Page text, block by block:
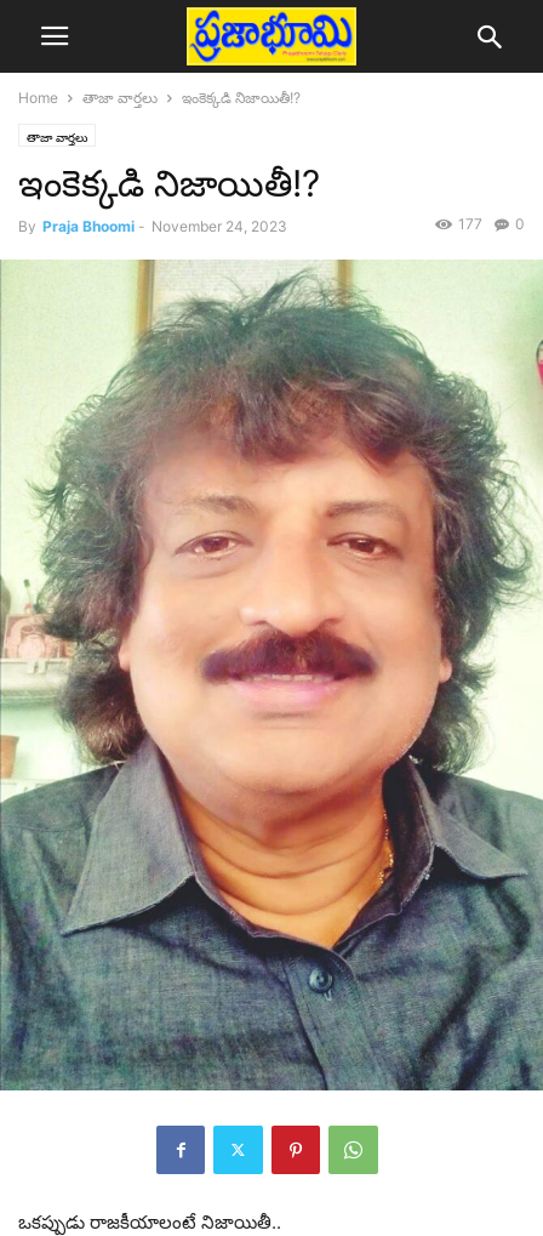
Home తాజా వార్తలు ఇంకెక్కడి నిజాయితీ!?
తాజా వార్తలు
ఇంకెక్కడి నిజాయితీ!?
By Praja Bhoomi - November 24, 2023 0
177
ఒకప్పుడు రాజకీయాలంటే నిజాయితీ..